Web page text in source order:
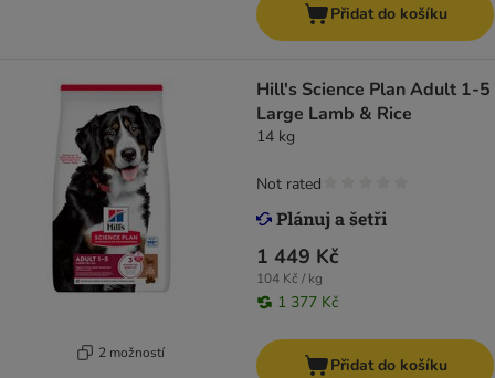
Přidat do košíku
2 možností
Hill's Science Plan Adult 1-5
Large Lamb & Rice
14 kg
1 449 Kč
104 Kč / kg
1 377 Kč
Not rated
Přidat do košíku